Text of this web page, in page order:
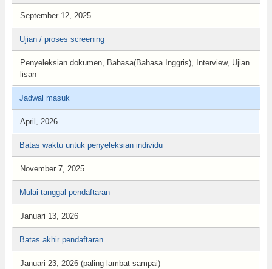
September 12, 2025
Ujian / proses screening
Penyeleksian dokumen, Bahasa(Bahasa Inggris), Interview, Ujian
lisan
Jadwal masuk
April, 2026
Batas waktu untuk penyeleksian individu
November 7, 2025
Mulai tanggal pendaftaran
Januari 13, 2026
Batas akhir pendaftaran
Januari 23, 2026 (paling lambat sampai)